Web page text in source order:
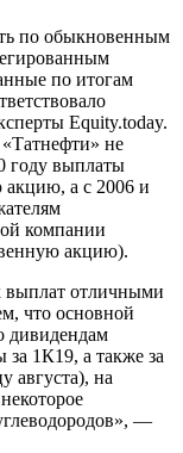
по обыкновенным
по итогам
Equity.today.
не
году выплаты
акцию, а с 2006 и
компании
акцию).
выплат отличными
что основной
дивидендам
за 1К19, а также за
августа), на
—